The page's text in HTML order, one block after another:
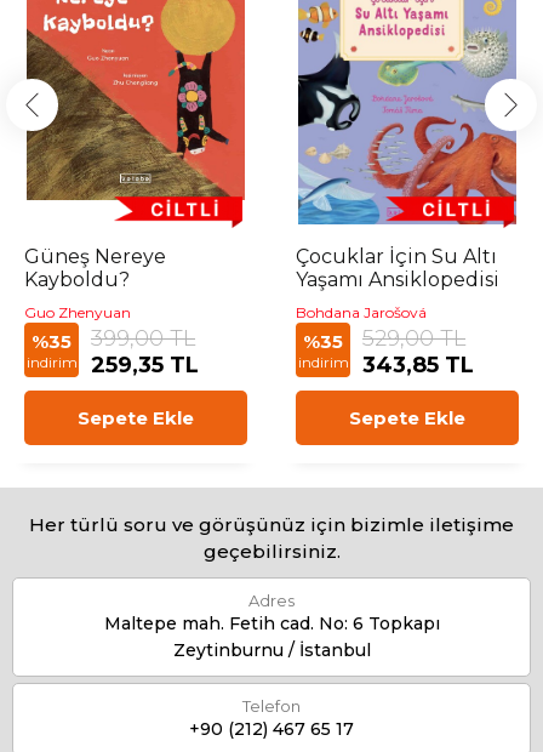
Güneş Nereye
Kayboldu?
Guo Zhenyuan
%35
indirim
399,00 TL
259,35 TL
Sepete Ekle
Çocuklar İçin Su Altı
Yaşamı Ansiklopedisi
Bohdana Jarošová
%35
indirim
529,00 TL
343,85 TL
Sepete Ekle
Her türlü soru ve görüşünüz için bizimle iletişime
geçebilirsiniz.
Adres
Maltepe mah. Fetih cad. No: 6 Topkapı
Zeytinburnu / İstanbul
Telefon
+90 (212) 467 65 17